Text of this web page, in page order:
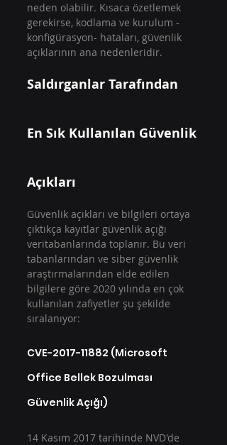
neden olabilir. Kısaca özetlemek
gerekirse, kodlama ve kurulum -
konfigürasyon- hataları, güvenlik
açıklarının ana nedenleridir.
Saldırganlar Tarafından
En Sık Kullanılan Güvenlik
Açıkları
Güvenlik açıkları ve bilgileri ortaya
çıktıkça kayıtlar güvenlik açığı
veritabanlarında toplanır. Bu veri
tabanlarından ve siber güvenlik
araştırmalarından elde edilen
bilgilere göre 2020 yılında en çok
kullanılan zafiyetler şu şekilde
sıralanıyor:
CVE-2017-11882 (Microsoft
Office Bellek Bozulması
Güvenlik Açığı)
14 Kasım 2017 tarihinde NVD'de